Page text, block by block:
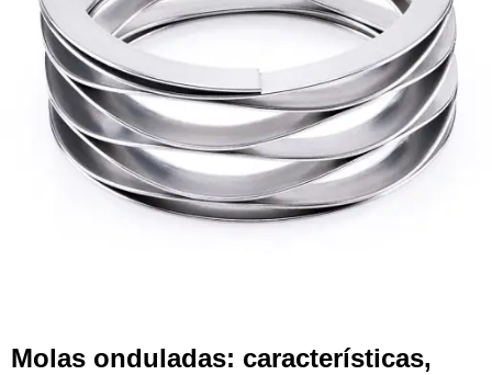
Molas onduladas: características,